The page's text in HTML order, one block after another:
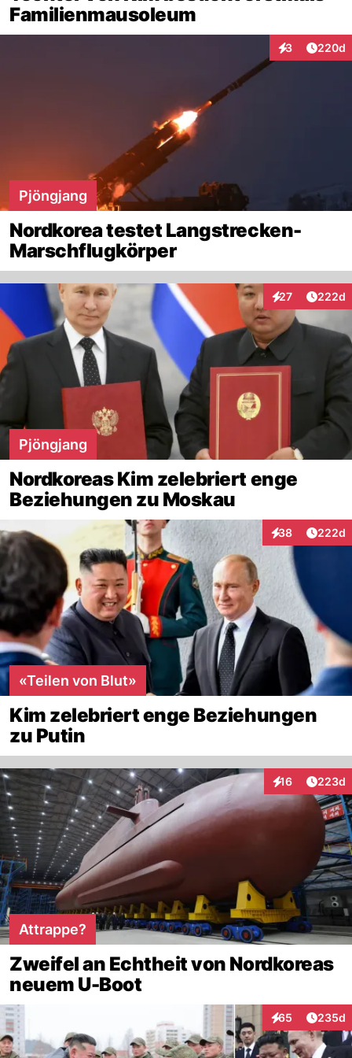
Familienmausoleum
3
Interaktionen
220d
Pjöngjang
Nordkorea testet Langstrecken-
Marschflugkörper
27
Interaktionen
222d
Pjöngjang
Nordkoreas Kim zelebriert enge
Beziehungen zu Moskau
38
Interaktionen
222d
«Teilen von Blut»
Kim zelebriert enge Beziehungen
zu Putin
16
Interaktionen
223d
Attrappe?
Zweifel an Echtheit von Nordkoreas
neuem U-Boot
65
Interaktionen
235d